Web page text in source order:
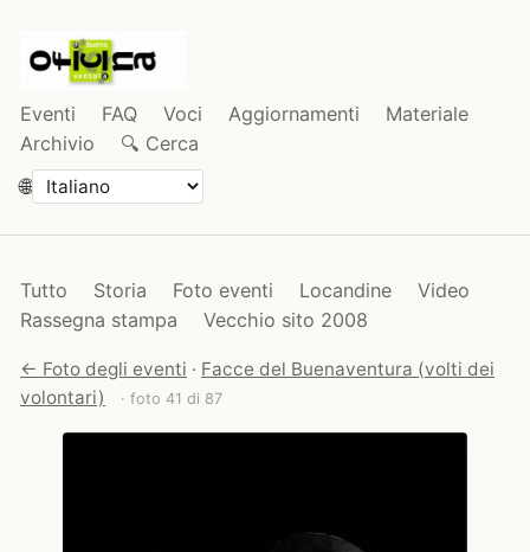
Eventi FAQ Voci Aggiornamenti
Materiale
Archivio
🔍 Cerca
🌐
Tutto Storia Foto eventi Locandine
Video
Rassegna stampa
Vecchio sito 2008
← Foto degli eventi · Facce del Buenaventura (volti dei
volontari)
· foto 41 di 87